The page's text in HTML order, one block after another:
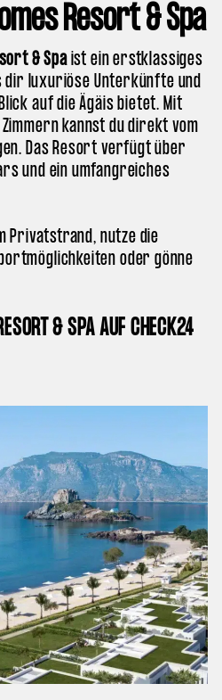
Resort & Spa
& Spaist ein erstklassiges
luxuriöse Unterkünfte und
auf die Ägäis bietet. Mit
kannst du direkt vom
Das Resort verfügt über
und ein umfangreiches
Privatstrand, nutze die
oder gönne
& SPA AUF CHECK24